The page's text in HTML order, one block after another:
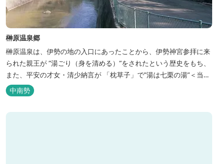
榊原温泉郷
榊原温泉は、伊勢の地の入口にあったことから、伊勢神宮参拝に来
られた親王が ”湯ごり（身を清める）”をされたという歴史をもち、
また、平安の才女・清少納言が 「枕草子」で”湯は七栗の湯”＜当時
の呼び名＞と称えており、 出雲の神を温泉の守り神として祀ってい
ることもあって、恋の和歌も多く残っています。 このように、宮中
中南勢